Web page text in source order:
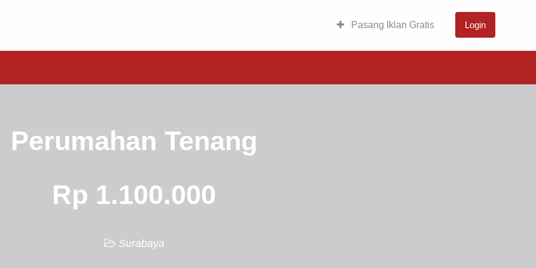
Pasang Iklan Gratis Login
Perumahan Tenang
Rp 1.100.000
Surabaya